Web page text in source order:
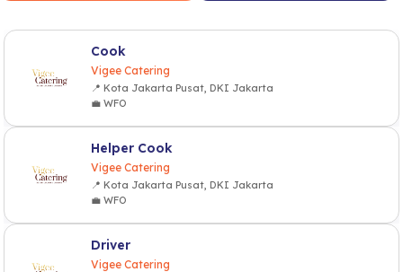
Cook
Vigee Catering
📍 Kota Jakarta Pusat, DKI Jakarta
💼 WFO
Helper Cook
Vigee Catering
📍 Kota Jakarta Pusat, DKI Jakarta
💼 WFO
Driver
Vigee Catering